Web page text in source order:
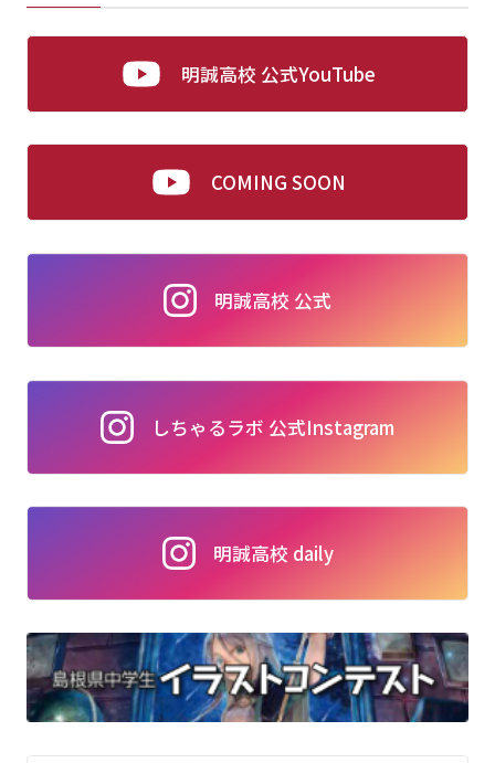
明誠高校 公式YouTube
COMING SOON
明誠高校 公式
しちゃるラボ 公式Instagram
明誠高校 daily